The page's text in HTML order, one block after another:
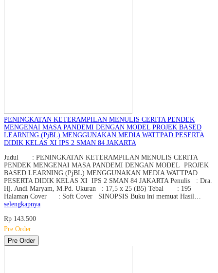
PENINGKATAN KETERAMPILAN MENULIS CERITA PENDEK
MENGENAI MASA PANDEMI DENGAN MODEL PROJEK BASED
LEARNING (PjBL) MENGGUNAKAN MEDIA WATTPAD PESERTA
DIDIK KELAS XI IPS 2 SMAN 84 JAKARTA
Judul : PENINGKATAN KETERAMPILAN MENULIS CERITA
PENDEK MENGENAI MASA PANDEMI DENGAN MODEL PROJEK
BASED LEARNING (PjBL) MENGGUNAKAN MEDIA WATTPAD
PESERTA DIDIK KELAS XI IPS 2 SMAN 84 JAKARTA Penulis : Dra.
Hj. Andi Maryam, M.Pd. Ukuran : 17,5 x 25 (B5) Tebal : 195
Halaman Cover : Soft Cover SINOPSIS Buku ini memuat Hasil…
selengkapnya
Rp 143.500
Pre Order
Pre Order